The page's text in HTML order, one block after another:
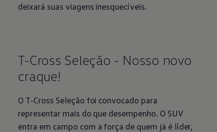
deixará suas viagens inesquecíveis.
T-Cross Seleção - Nosso novo
craque!
O T-Cross Seleção foi convocado para
representar mais do que desempenho. O SUV
entra em campo com a força de quem já é líder,